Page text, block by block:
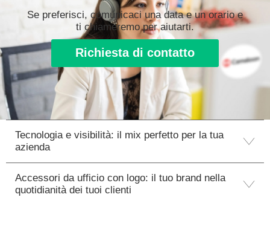
Se preferisci, comunicaci una data e un orario e
ti chiameremo per aiutarti.
Richiesta di contatto
Tecnologia e visibilità: il mix perfetto per la tua
azienda
Accessori da ufficio con logo: il tuo brand nella
quotidianità dei tuoi clienti